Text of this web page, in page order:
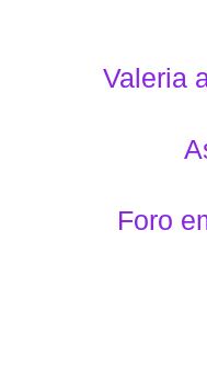
Valeria
Foro